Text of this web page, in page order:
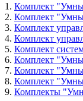
1. Комплект
2. Комплект
3. Комплект
4. Комплект
5. Комплект
6. Комплект
7. Комплект
8. Комплект
9. Комплекты